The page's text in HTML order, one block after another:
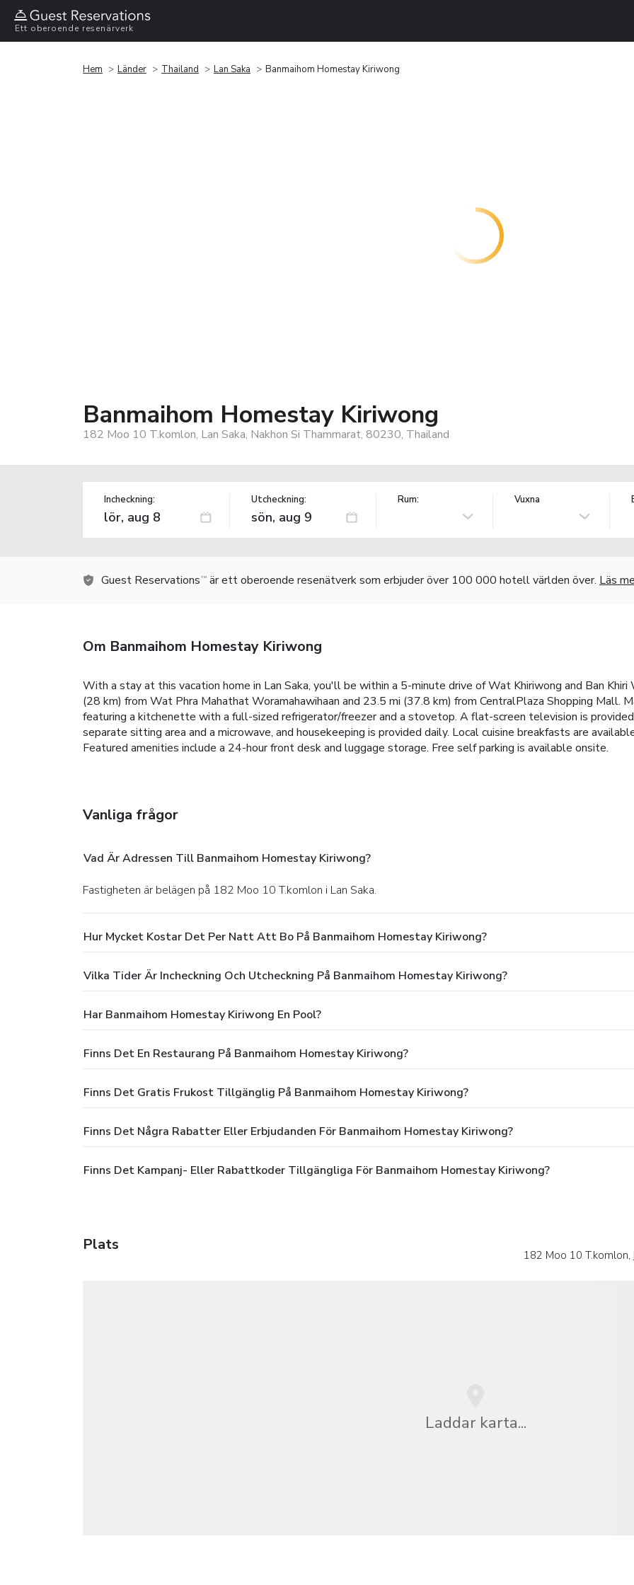
Ett oberoende resenärverk
Hem Länder Thailand Lan Saka Banmaihom Homestay Kiriwong
Banmaihom Homestay Kiriwong
182 Moo 10 T.komlon, Lan Saka, Nakhon Si Thammarat, 80230, Thailand
Incheckning: Utcheckning: Rum: Vuxna
Guest Reservations TM är ett oberoende resenätverk som erbjuder över 100 000 hotell världen över. Läs
Om Banmaihom Homestay Kiriwong
With a stay at this vacation home in Lan Saka, you'll be within a 5-minute drive of Wat Khiriwong and Ban
(28 km) from Wat Phra Mahathat Woramahawihaan and 23.5 mi (37.8 km) from CentralPlaza Shopping Mall.
featuring a kitchenette with a full-sized refrigerator/freezer and a stovetop. A flat-screen television is
separate sitting area and a microwave, and housekeeping is provided daily. Local cuisine breakfasts are
Featured amenities include a 24-hour front desk and luggage storage. Free self parking is available onsite.
Vanliga frågor
Vad Är Adressen Till Banmaihom Homestay Kiriwong?
Fastigheten är belägen på 182 Moo 10 T.komlon i Lan Saka.
Hur Mycket Kostar Det Per Natt Att Bo På Banmaihom Homestay Kiriwong?
Vilka Tider Är Incheckning Och Utcheckning På Banmaihom Homestay Kiriwong?
Har Banmaihom Homestay Kiriwong En Pool?
Finns Det En Restaurang På Banmaihom Homestay Kiriwong?
Finns Det Gratis Frukost Tillgänglig På Banmaihom Homestay Kiriwong?
Finns Det Några Rabatter Eller Erbjudanden För Banmaihom Homestay Kiriwong?
Finns Det Kampanj- Eller Rabattkoder Tillgängliga För Banmaihom Homestay Kiriwong?
Plats
182 Moo 10 T.komlon,
Laddar karta...